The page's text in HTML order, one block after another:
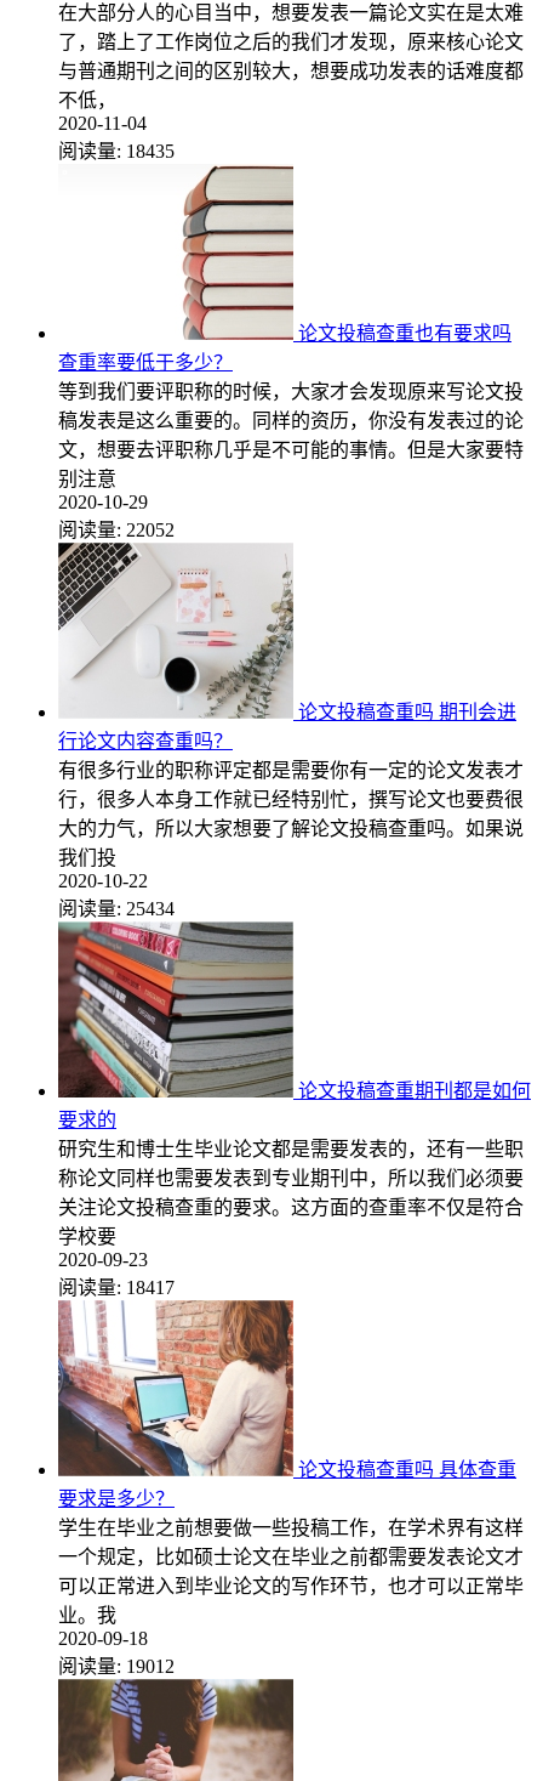
在大部分人的心目当中，想要发表一篇论文实在是太难
了，踏上了工作岗位之后的我们才发现，原来核心论文
与普通期刊之间的区别较大，想要成功发表的话难度都
不低，
2020-11-04
阅读量: 18435
论文投稿查重也有要求吗
查重率要低于多少？
等到我们要评职称的时候，大家才会发现原来写论文投
稿发表是这么重要的。同样的资历，你没有发表过的论
文，想要去评职称几乎是不可能的事情。但是大家要特
别注意
2020-10-29
阅读量: 22052
论文投稿查重吗 期刊会进
行论文内容查重吗？
有很多行业的职称评定都是需要你有一定的论文发表才
行，很多人本身工作就已经特别忙，撰写论文也要费很
大的力气，所以大家想要了解论文投稿查重吗。如果说
我们投
2020-10-22
阅读量: 25434
论文投稿查重期刊都是如何
要求的
研究生和博士生毕业论文都是需要发表的，还有一些职
称论文同样也需要发表到专业期刊中，所以我们必须要
关注论文投稿查重的要求。这方面的查重率不仅是符合
学校要
2020-09-23
阅读量: 18417
论文投稿查重吗 具体查重
要求是多少？
学生在毕业之前想要做一些投稿工作，在学术界有这样
一个规定，比如硕士论文在毕业之前都需要发表论文才
可以正常进入到毕业论文的写作环节，也才可以正常毕
业。我
2020-09-18
阅读量: 19012